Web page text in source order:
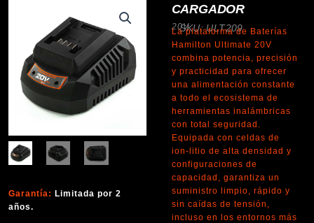
Garantía: Limitada por 2
años.
CARGADOR
SKU: ULT209
20V
La plataforma de Baterías
Hamilton Ultimate 20V
combina potencia, precisión
y practicidad para ofrecer
una alimentación constante
a todo el ecosistema de
herramientas inalámbricas
con total seguridad.
Equipada con celdas de
ion-litio de alta densidad y
configuraciones de
capacidad, garantiza un
suministro limpio, rápido y
sin caídas de tensión,
incluso en los entornos más